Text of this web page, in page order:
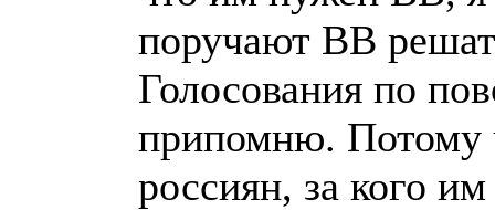
поручают ВВ
Голосования по
припомню. Потому
россиян, за кого